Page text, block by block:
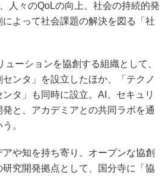
人々のQoLの向上、社会の持続的発
よって社会課題の解決を図る「社
ーションを協創する組織として、
ンタ」を設立したほか、「テクノ
タ」も同時に設立。AI、セキュリ
と、アカデミアとの共同ラボを通
。
や知を持ち寄り、オープンな協創
究開発拠点として、国分寺に「協